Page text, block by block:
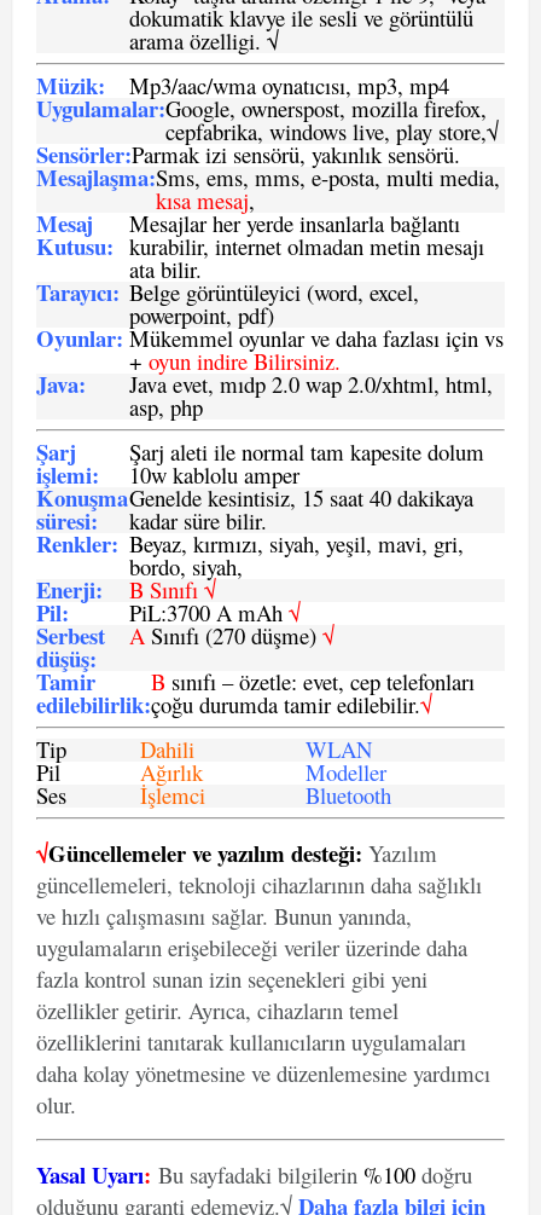
dokumatik klavye ile sesli ve görüntülü
arama özelligi. √
Müzik: Mp3/aac/wma oynatıcısı, mp3, mp4
Uygulamalar:Google, ownerspost, mozilla firefox,
cepfabrika, windows live, play store,√
Sensörler:Parmak izi sensörü, yakınlık sensörü.
Mesajlaşma:Sms, ems, mms, e-posta, multi media,
kısa mesaj,
Mesaj
Kutusu:
Mesajlar her yerde insanlarla bağlantı
kurabilir, internet olmadan metin mesajı
ata bilir.
Tarayıcı: Belge görüntüleyici (word, excel,
powerpoint, pdf)
Oyunlar: Mükemmel oyunlar ve daha fazlası için vs
+ oyun indire Bilirsiniz.
Java: Java evet, mıdp 2.0 wap 2.0/xhtml, html,
asp, php
Şarj
işlemi:
Şarj aleti ile normal tam kapesite dolum
10w kablolu amper
Konuşma
süresi:
Genelde kesintisiz, 15 saat 40 dakikaya
kadar süre bilir.
Renkler: Beyaz, kırmızı, siyah, yeşil, mavi, gri,
bordo, siyah,
Enerji: B Sınıfı √
Pil: PiL:3700 A mAh √
Serbest
düşüş:
ASınıfı (270 düşme) √
Tamir
edilebilirlik:
B sınıfı – özetle: evet, cep telefonları
çoğu durumda tamir edilebilir.√
Tip
Dahili WLAN
Pil Ağırlık Modeller
Ses İşlemci Bluetooth
√Güncellemeler ve yazılım desteği: Yazılım
güncellemeleri, teknoloji cihazlarının daha sağlıklı
ve hızlı çalışmasını sağlar. Bunun yanında,
uygulamaların erişebileceği veriler üzerinde daha
fazla kontrol sunan izin seçenekleri gibi yeni
özellikler getirir. Ayrıca, cihazların temel
özelliklerini tanıtarak kullanıcıların uygulamaları
daha kolay yönetmesine ve düzenlemesine yardımcı
olur.
Yasal Uyarı: Bu sayfadaki bilgilerin %100 doğru
olduğunu garanti edemeyiz.√ Daha fazla bilgi için